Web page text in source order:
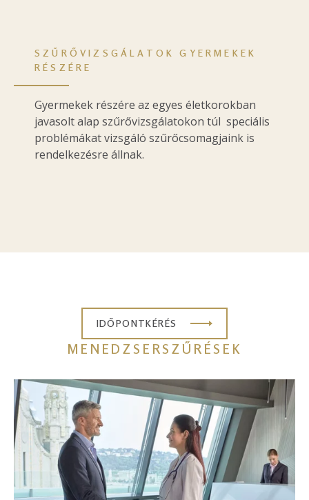
SZŰRŐVIZSGÁLATOK GYERMEKEK
RÉSZÉRE
Gyermekek részére az egyes életkorokban
javasolt alap szűrővizsgálatokon túl speciális
problémákat vizsgáló szűrőcsomagjaink is
rendelkezésre állnak.
IDŐPONTKÉRÉS
MENEDZSERSZŰRÉSEK
Image